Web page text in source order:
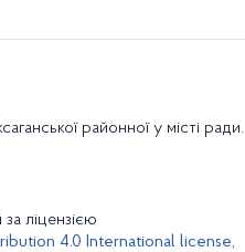
районної у місті ради.
ліцензією
4.0 International license,